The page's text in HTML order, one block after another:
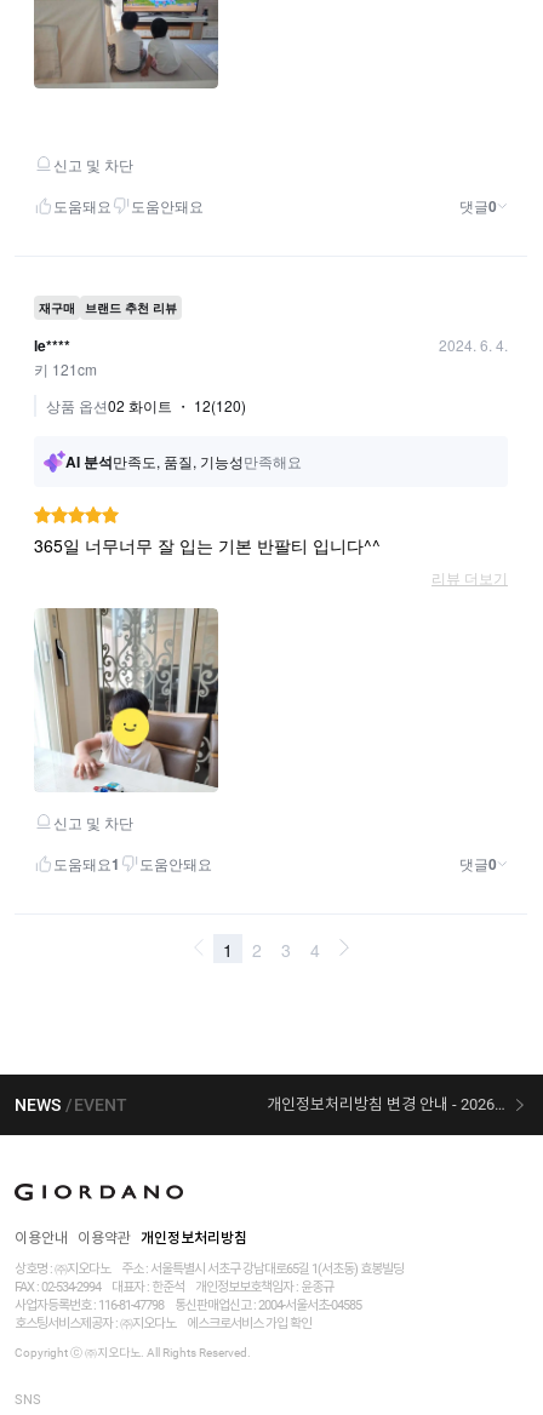
NEWS EVENT 개인정보처리방침 변경 안내 - 2026/07/30 시행
이용안내 이용약관 개인정보처리방침
상호명 : ㈜지오다노
주소 : 서울특별시 서초구 강남대로65길 1(서초동) 효봉빌딩
FAX : 02-534-2994
대표자 : 한준석 개인정보보호책임자 : 윤종규
사업자등록번호 : 116-81-47798
통신판매업신고 : 2004-서울서초-04585
호스팅서비스제공자 : ㈜지오다노
에스크로서비스 가입 확인
Copyright ⓒ ㈜지오다노. All Rights Reserved.
SNS